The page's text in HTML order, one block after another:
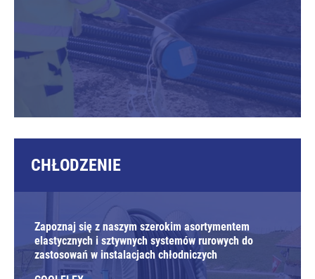
CHŁODZENIE
Zapoznaj się z naszym szerokim asortymentem
elastycznych i sztywnych systemów rurowych do
zastosowań w instalacjach chłodniczych